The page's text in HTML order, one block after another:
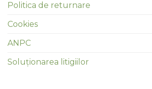
Politica de returnare
Cookies
ANPC
Soluționarea litigiilor